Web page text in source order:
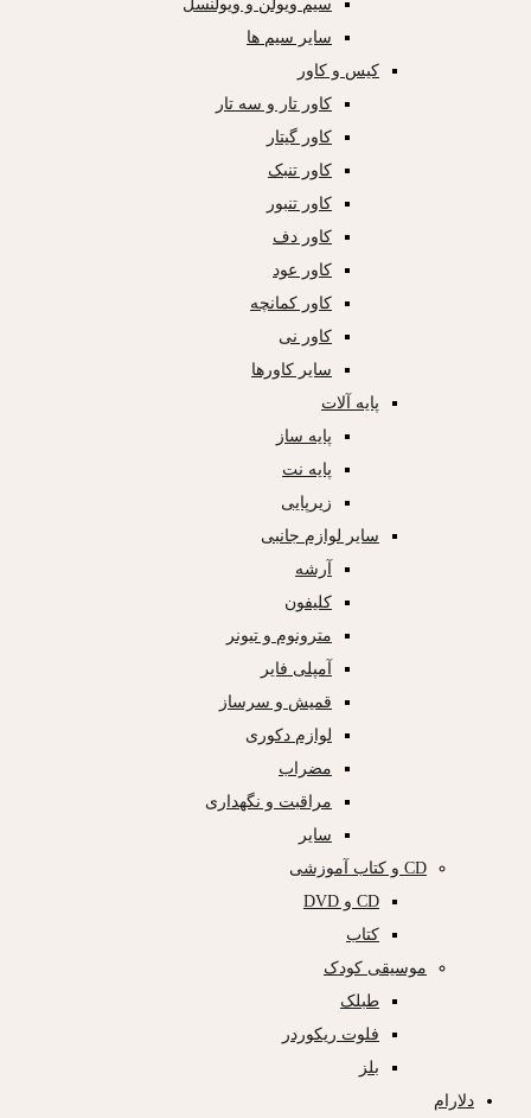
سیم ویولن و ویولنسل
سایر سیم ها
کیس و کاور
کاور تار و سه تار
کاور گیتار
کاور تنبک
کاور تنبور
کاور دف
کاور عود
کاور کمانچه
کاور نی
سایر کاورها
پایه آلات
پایه ساز
پایه نت
زیرپایی
سایر لوازم جانبی
آرشه
کلیفون
مترونوم و تیونر
آمپلی فایر
قمیش و سرساز
لوازم دکوری
مضراب
مراقبت و نگهداری
سایر
CD و کتاب آموزشی
CD و DVD
کتاب
موسیقی کودک
طبلک
فلوت ریکوردر
بلز
دلارام